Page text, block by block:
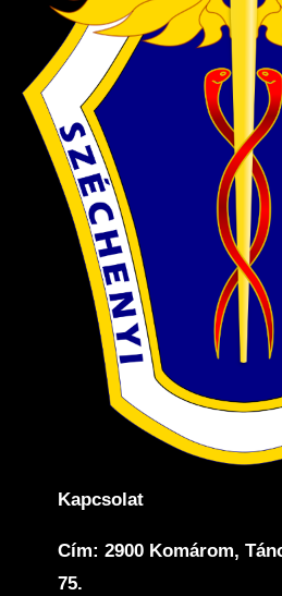
Kapcsolat
Cím: 2900 Komárom,
75.